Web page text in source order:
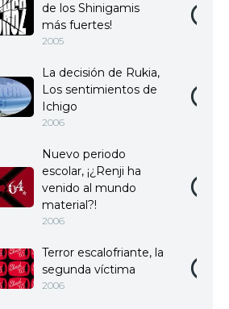
de los Shinigamis
más fuertes!
2005
La decisión de Rukia,
Los sentimientos de
Ichigo
2006
Nuevo periodo
escolar, ¡¿Renji ha
venido al mundo
material?!
2006
Terror escalofriante, la
segunda víctima
2006